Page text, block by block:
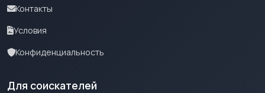
Контакты
Условия
Конфиденциальность
Для соискателей